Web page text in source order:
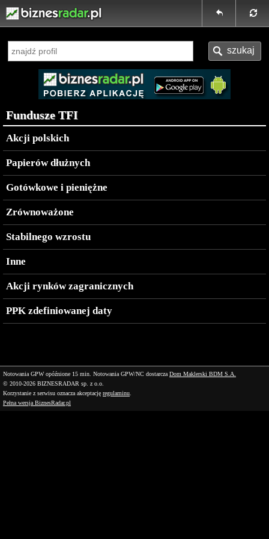
Fundusze TFI
Akcji polskich
Papierów dłużnych
Gotówkowe i pieniężne
Zrównoważone
Stabilnego wzrostu
Inne
Akcji rynków zagranicznych
PPK zdefiniowanej daty
Notowania GPW opóźnione 15 min. Notowania GPW/NC dostarcza Dom Maklerski BDM S.A.
© 2010-2026 BIZNESRADAR sp. z o.o.
Korzystanie z serwisu oznacza akceptację regulaminu
Pełna wersja BiznesRadar.pl